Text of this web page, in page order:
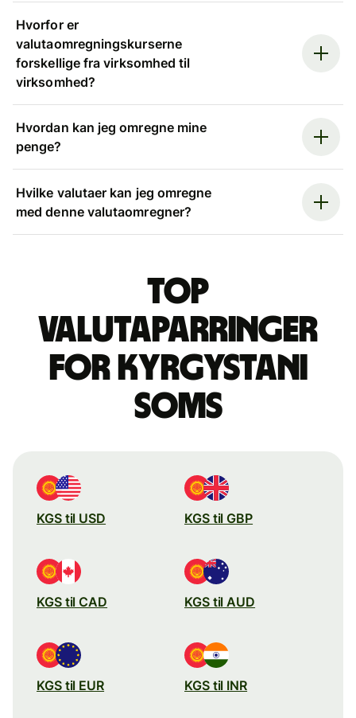
Hvorfor er
valutaomregningskurserne
forskellige fra virksomhed til
virksomhed?
Hvordan kan jeg omregne mine
penge?
Hvilke valutaer kan jeg omregne
med denne valutaomregner?
Top
valutaparringer
for kyrgystani
soms
KGS til USD KGS til GBP
KGS til CAD KGS til AUD
KGS til EUR KGS til INR